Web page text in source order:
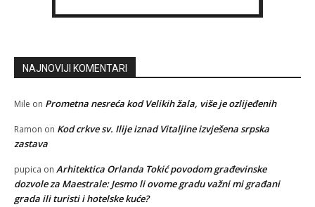
NAJNOVIJI KOMENTARI
Mile on Prometna nesreća kod Velikih žala, više je ozlijeđenih
Ramon on Kod crkve sv. Ilije iznad Vitaljine izvješena srpska
zastava
pupica on Arhitektica Orlanda Tokić povodom građevinske
dozvole za Maestrale: Jesmo li ovome gradu važni mi građani
grada ili turisti i hotelske kuće?